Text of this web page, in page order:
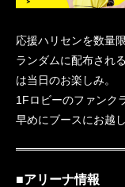
応援ハリセンを数量
ランダムに配布され
は当日のお楽しみ。
1Fロビーのファンク
早めにブースにお越
■アリーナ情報